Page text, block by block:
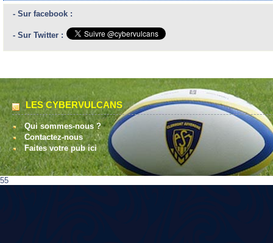
- Sur facebook :
- Sur Twitter :
LES CYBERVULCANS
Qui sommes-nous ?
Contactez-nous
Faites votre pub ici
55